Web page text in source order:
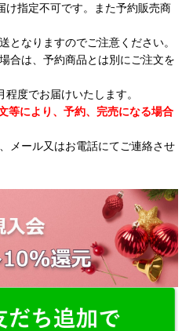
指定不可です。また予約販売商
となりますのでご注意ください。
合は、予約商品とは別にご注文を
度でお届けいたします。
等により、予約、完売になる場合
メール又はお電話にてご連絡させ